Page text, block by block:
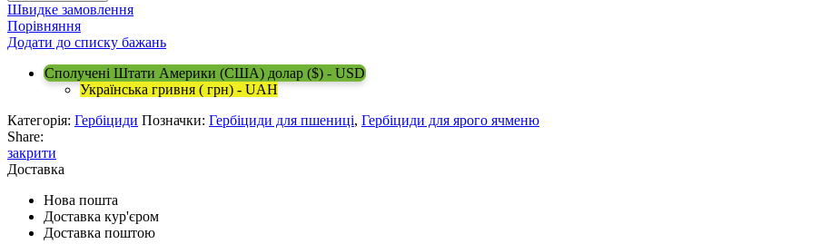
Швидке замовлення
Порівняння
Додати до списку бажань
Сполучені Штати Америки (США) долар ($) - USD
Українська гривня ( грн) - UAH
Категорія: Гербіциди Позначки: Гербіциди для пшениці, Гербіциди для ярого ячменю
Share:
закрити
Доставка
Нова пошта
Доставка кур'єром
Доставка поштою